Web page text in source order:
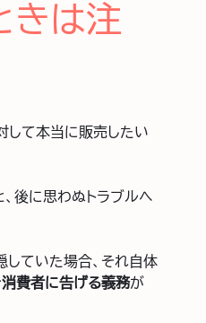
きは注
して本当に販売したい
、後に思わぬトラブルへ
していた場合、それ自体
消費者に告げる義務が